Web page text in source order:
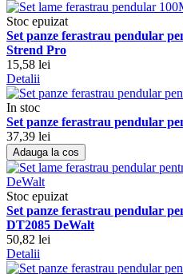
Stoc epuizat
Set panze ferastrau pendular
Strend Pro
15,58 lei
Detalii
In stoc
Set panze ferastrau pendular
37,39 lei
Adauga la cos
Stoc epuizat
Set panze ferastrau pendular
DT2085 DeWalt
50,82 lei
Detalii